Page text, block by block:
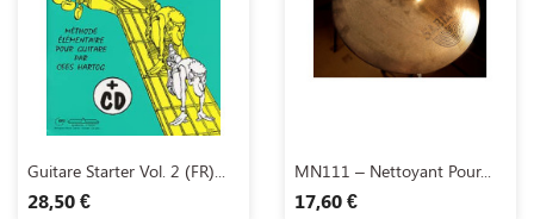
Aperçu rapide
Guitare Starter Vol. 2 (FR)...
28,50 €
 Aperçu rapide
MN111 – Nettoyant Pour...
17,60 €